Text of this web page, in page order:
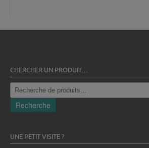
CHERCHER UN PRODUIT…
Recherche
pour :
Recherche
UNE PETIT VISITE ?